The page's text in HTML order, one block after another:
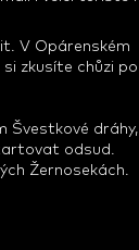
V Opárenském
zkusíte chůzi po
Švestkové dráhy,
odsud.
Žernosekách.